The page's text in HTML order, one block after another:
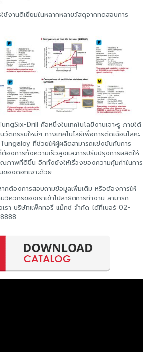
ใช้งานดีเยี่ยมในหลากหลายวัสดุจากทดสอบการ
Drill คือหนึ่งในเทคโนโลยีงานเจาะรู ภายใต้
วัตกรรมใหม่ๆ ทางเทคโนโลยีเพื่อการตัดเฉือนโลหะ
ที่ช่วยให้ผู้ผลิตสามารถแข่งขันกับการ
องการทั้งความเร็วสูงและการปรับปรุงการผลิตให้
ภาพที่ดีขึ้น อีกทั้งยังให้เรื่องของความคุ้มค่าในการ
ของดอกเจาะด้วย
ต้องการสอบถามข้อมูลเพิ่มเติม หรือต้องการให้
วิศวกรของเราเข้าไปสาธิตการทำงาน สามารถ
รา บริษัทแฟ็คทอรี่ แม๊กซ์ จำกัด ได้ที่เบอร์ 02-